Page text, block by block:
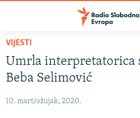
Pređite
glavni
sadržaj
na
VIJESTI
BOSNA I HERCEGOVINA
KOSOVO
VIJESTI
Umrla interpretatorica
Beba Selimović
10. mart/ožujak, 2020.